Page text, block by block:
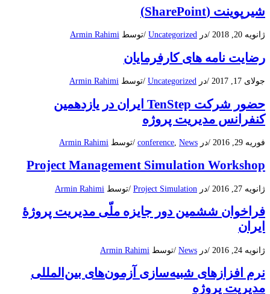
شیرپوینت (SharePoint)
ژانویه 20, 2018 /در Uncategorized
/توسط Armin Rahimi
رضایت نامه های کارفرمایان
جولای 17, 2017 /در Uncategorized
/توسط Armin Rahimi
حضور شرکت TenStep ایران در یازدهمین
کنفرانس مدیریت پروژه
فوریه 29, 2016 /در conference News
/توسط Armin Rahimi
Project Management Simulation Workshop
ژانویه 27, 2016 /در Project Simulation
/توسط Armin Rahimi
فراخوان ششمین دور جایزه ملّی مدیریت پروژۀ
ایران
ژانویه 24, 2016 /در News
/توسط Armin Rahimi
نرم افزازهای شبیه‌سازی آزمون‌های بین‌المللی
مدیریت پروژه